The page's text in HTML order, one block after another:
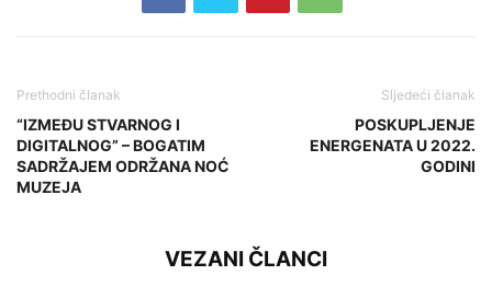
Prethodni članak
“IZMEĐU STVARNOG I
DIGITALNOG” – BOGATIM
SADRŽAJEM ODRŽANA NOĆ
MUZEJA
Sljedeći članak
POSKUPLJENJE
ENERGENATA U 2022.
GODINI
VEZANI ČLANCI